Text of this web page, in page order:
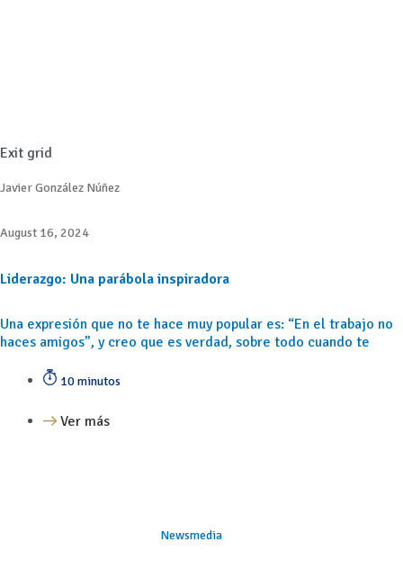
Exit grid
Javier González Núñez
August 16, 2024
Liderazgo: Una parábola inspiradora
Una expresión que no te hace muy popular es: “En el trabajo no
haces amigos”, y creo que es verdad, sobre todo cuando te
10 minutos
Ver más
Newsmedia